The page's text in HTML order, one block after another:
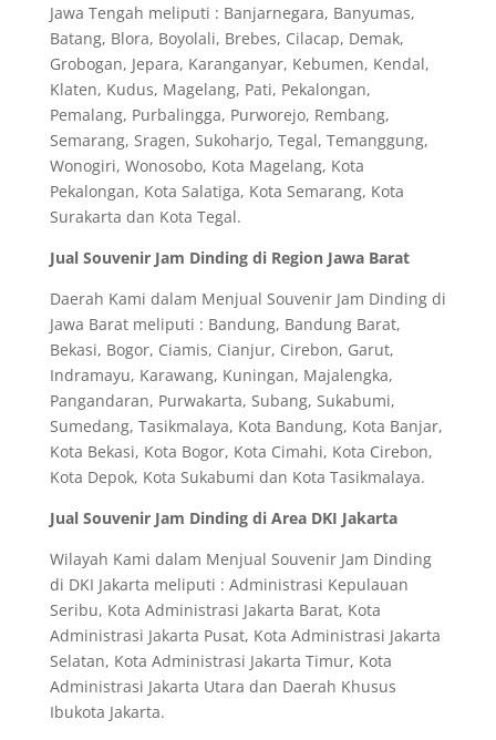
Jawa Tengah meliputi : Banjarnegara, Banyumas,
Batang, Blora, Boyolali, Brebes, Cilacap, Demak,
Grobogan, Jepara, Karanganyar, Kebumen, Kendal,
Klaten, Kudus, Magelang, Pati, Pekalongan,
Pemalang, Purbalingga, Purworejo, Rembang,
Semarang, Sragen, Sukoharjo, Tegal, Temanggung,
Wonogiri, Wonosobo, Kota Magelang, Kota
Pekalongan, Kota Salatiga, Kota Semarang, Kota
Surakarta dan Kota Tegal.
Jual Souvenir Jam Dinding di Region Jawa Barat
Daerah Kami dalam Menjual Souvenir Jam Dinding di
Jawa Barat meliputi : Bandung, Bandung Barat,
Bekasi, Bogor, Ciamis, Cianjur, Cirebon, Garut,
Indramayu, Karawang, Kuningan, Majalengka,
Pangandaran, Purwakarta, Subang, Sukabumi,
Sumedang, Tasikmalaya, Kota Bandung, Kota Banjar,
Kota Bekasi, Kota Bogor, Kota Cimahi, Kota Cirebon,
Kota Depok, Kota Sukabumi dan Kota Tasikmalaya.
Jual Souvenir Jam Dinding di Area DKI Jakarta
Wilayah Kami dalam Menjual Souvenir Jam Dinding
di DKI Jakarta meliputi : Administrasi Kepulauan
Seribu, Kota Administrasi Jakarta Barat, Kota
Administrasi Jakarta Pusat, Kota Administrasi Jakarta
Selatan, Kota Administrasi Jakarta Timur, Kota
Administrasi Jakarta Utara dan Daerah Khusus
Ibukota Jakarta.